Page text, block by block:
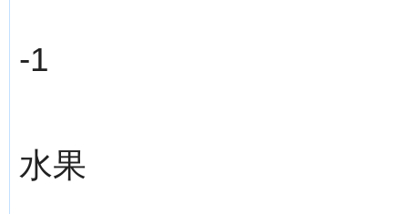
-1
水果